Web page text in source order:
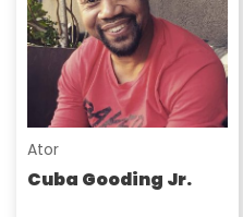
Ator
Cuba Gooding Jr.